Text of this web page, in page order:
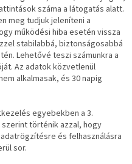
száma a látogatás alatt.
meg tudjuk jeleníteni a
működési hiba esetén vissza
stabilabbá, biztonságosabbá
Lehetővé teszi számunkra a
Az adatok közvetlenül
alkalmasak, és 30 napig
egyebekben a 3.
történik azzal, hogy
és felhasználásra
sor.